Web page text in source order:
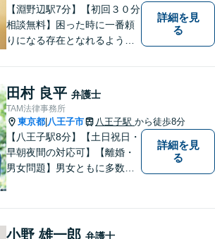
仕事を目指します。
【淵野辺駅7分】【初回３０分
相談無料】困った時に一番頼
りになる存在となれるよう、
題解決を心がけております。
お電話の際に『ココナラ経由
で八幡弁護士に相談希望』と
お伝え下さい。
詳細を見
る
田村 良平 弁護士
TAM法律事務所
東京都 八王子市 八王子駅 から徒歩8分
【八王子駅8分】【土日祝日・
早朝夜間の対応可】【離婚・
男女問題】男女ともに多数実
い。
詳細を見
る
小野 雄一郎 弁護士